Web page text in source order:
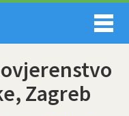
Imamo
Zagreb